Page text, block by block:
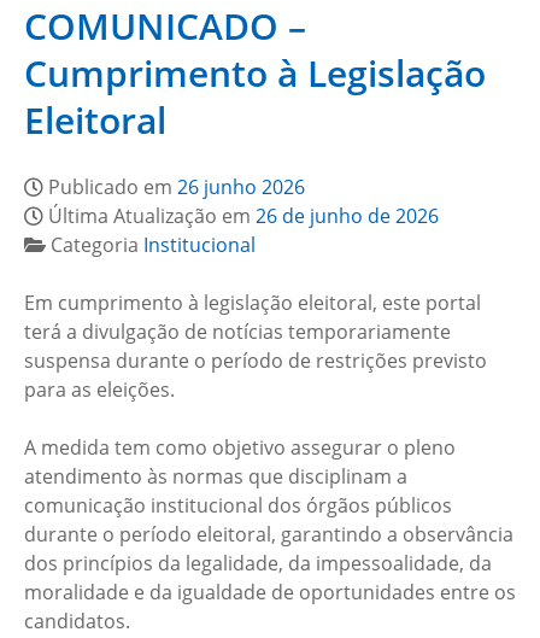
COMUNICADO –
Cumprimento à Legislação
Eleitoral
Publicado em 26 junho 2026
Última Atualização em 26 de junho de 2026
Categoria Institucional
Em cumprimento à legislação eleitoral, este portal
terá a divulgação de notícias temporariamente
suspensa durante o período de restrições previsto
para as eleições.
A medida tem como objetivo assegurar o pleno
atendimento às normas que disciplinam a
comunicação institucional dos órgãos públicos
durante o período eleitoral, garantindo a observância
dos princípios da legalidade, da impessoalidade, da
moralidade e da igualdade de oportunidades entre os
candidatos.